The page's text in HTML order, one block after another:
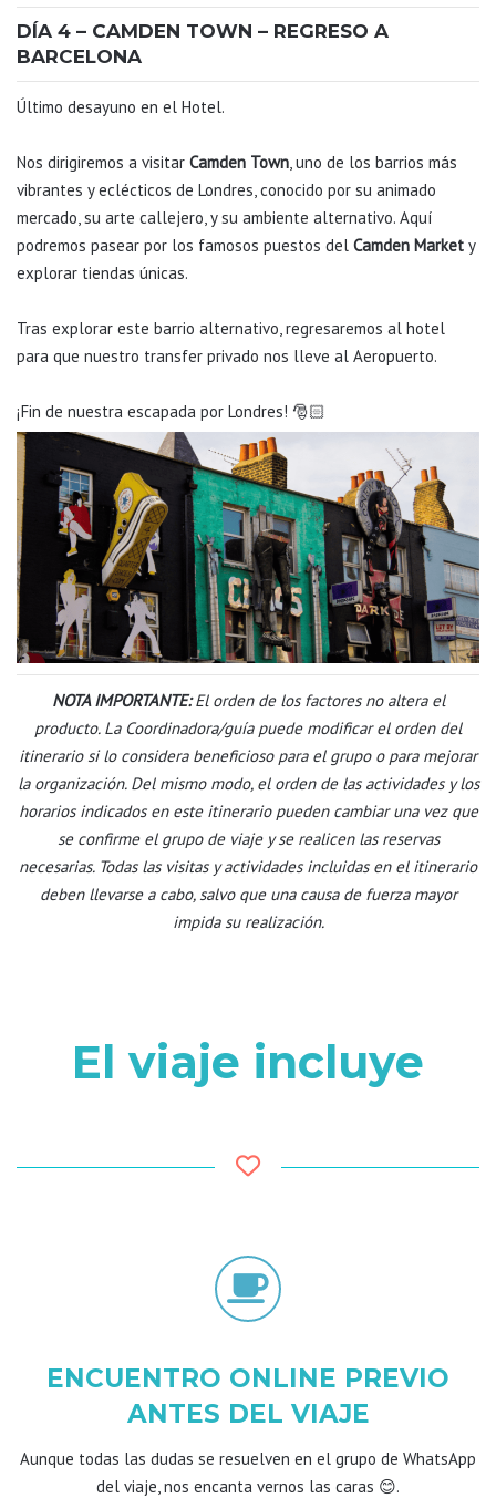
DÍA 4 – CAMDEN TOWN – REGRESO A
BARCELONA
Último desayuno en el Hotel.
Nos dirigiremos a visitar Camden Town, uno de los barrios más
vibrantes y eclécticos de Londres, conocido por su animado
mercado, su arte callejero, y su ambiente alternativo. Aquí
podremos pasear por los famosos puestos del Camden Market y
explorar tiendas únicas.
Tras explorar este barrio alternativo, regresaremos al hotel
para que nuestro transfer privado nos lleve al Aeropuerto.
¡Fin de nuestra escapada por Londres! 🎅🏻
NOTA IMPORTANTE: El orden de los factores no altera el
producto. La Coordinadora/guía puede modificar el orden del
itinerario si lo considera beneficioso para el grupo o para mejorar
la organización. Del mismo modo, el orden de las actividades y los
horarios indicados en este itinerario pueden cambiar una vez que
se confirme el grupo de viaje y se realicen las reservas
necesarias. Todas las visitas y actividades incluidas en el itinerario
deben llevarse a cabo, salvo que una causa de fuerza mayor
impida su realización.
El viaje incluye
ENCUENTRO ONLINE PREVIO
ANTES DEL VIAJE
Aunque todas las dudas se resuelven en el grupo de WhatsApp
del viaje, nos encanta vernos las caras 😊.